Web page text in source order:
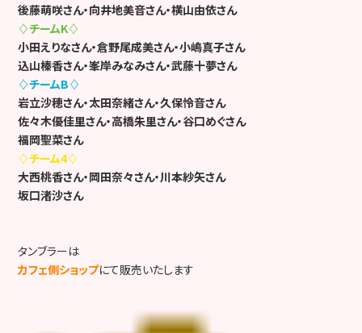
後藤萌咲さん・向井地美音さん・横山由依さん
♢チームK♢
小田えりなさん・倉野尾成美さん・小嶋真子さん
込山榛香さん・峯岸みなみさん・武藤十夢さん
♢チームB♢
岩立沙穂さん・太田奈緒さん・久保怜音さん
佐々木優佳里さん・高橋朱里さん・谷口めぐさん
福岡聖菜さん
♢チーム4♢
大西桃香さん・岡田奈々さん・川本紗矢さん
坂口渚沙さん
タンブラーは
カフェ側ショップにて販売いたします